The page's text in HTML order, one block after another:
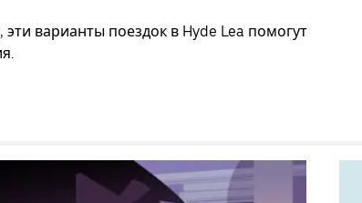
варианты поездок в Hyde Lea помогут